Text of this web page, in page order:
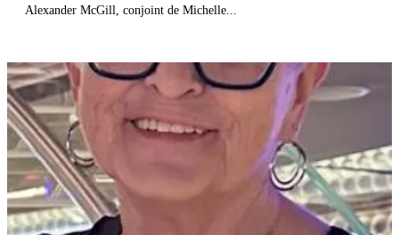
Alexander McGill, conjoint de Michelle...